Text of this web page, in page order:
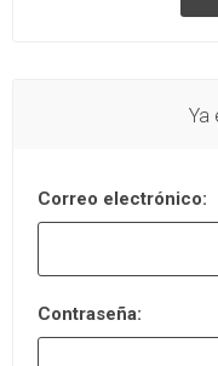
Ya
Correo electrónico:
Contraseña: